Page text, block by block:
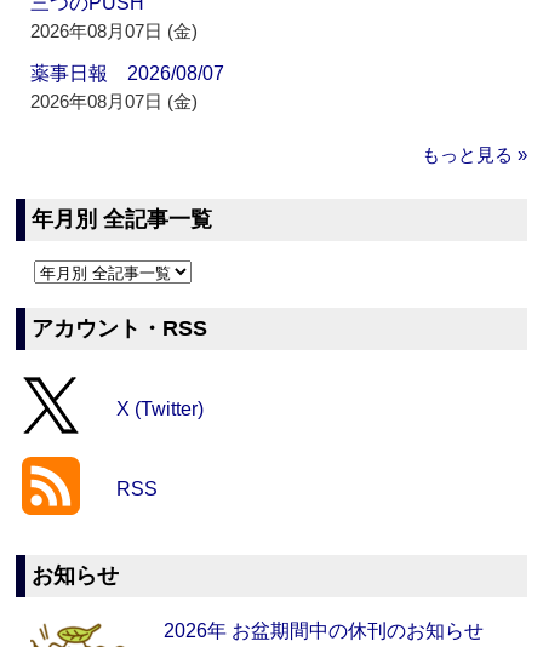
2026年08月07日 (金)
薬事日報 2026/08/07
2026年08月07日 (金)
もっと見る »
年月別 全記事一覧
アカウント・RSS
X (Twitter)
RSS
お知らせ
2026年 お盆期間中の休刊のお知らせ